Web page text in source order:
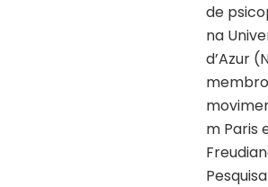
de
na
d’Azur
m Paris